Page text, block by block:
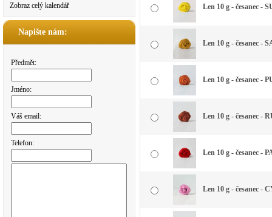
Zobraz celý kalendář
Napište nám:
Předmět:
Jméno:
Váš email:
Telefon:
Len 10 g - česanec -
Len 10 g - česanec -
Len 10 g - česanec -
Len 10 g - česanec -
Len 10 g - česanec -
Len 10 g - česanec -